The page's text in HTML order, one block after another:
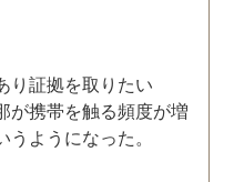
り証拠を取りたい
が携帯を触る頻度が増
ようになった。